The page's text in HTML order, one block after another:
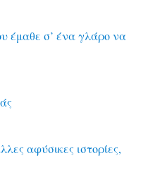
έμαθε σ’ ένα γλάρο να
αφύσικες ιστορίες,